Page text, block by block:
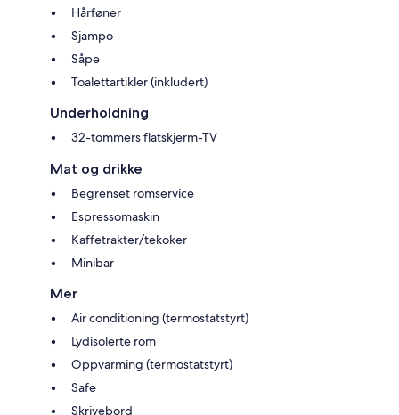
Hårføner
Sjampo
Såpe
Toalettartikler (inkludert)
Underholdning
32-tommers flatskjerm-TV
Mat og drikke
Begrenset romservice
Espressomaskin
Kaffetrakter/tekoker
Minibar
Mer
Air conditioning (termostatstyrt)
Lydisolerte rom
Oppvarming (termostatstyrt)
Safe
Skrivebord